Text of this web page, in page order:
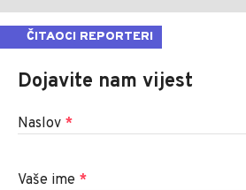
ČITAOCI REPORTERI
Dojavite nam vijest
Naslov *
Vaše ime *